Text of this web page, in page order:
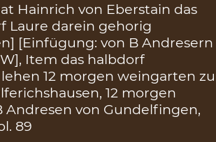
Hainrich von Eberstain das
Laure darein gehorig
[Einfügung: von B Andresern
Item das halbdorf
12 morgen weingarten zu
12 morgen
von Gundelfingen,
89